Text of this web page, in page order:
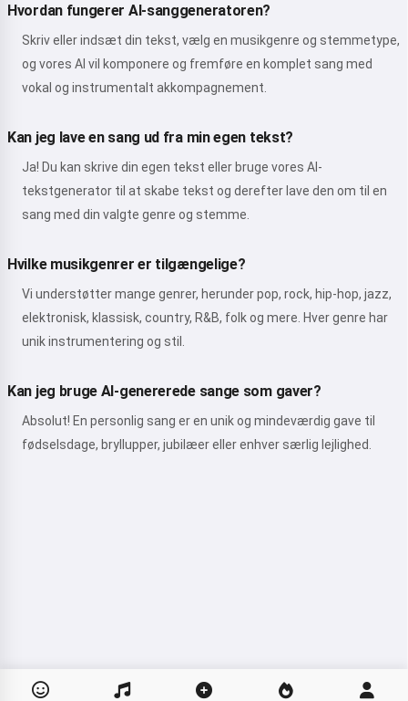
Hvordan fungerer AI-sanggeneratoren?
Skriv eller indsæt din tekst, vælg en musikgenre og stemmetype,
og vores AI vil komponere og fremføre en komplet sang med
vokal og instrumentalt akkompagnement.
Kan jeg lave en sang ud fra min egen tekst?
Ja! Du kan skrive din egen tekst eller bruge vores AI-
tekstgenerator til at skabe tekst og derefter lave den om til en
sang med din valgte genre og stemme.
Hvilke musikgenrer er tilgængelige?
Vi understøtter mange genrer, herunder pop, rock, hip-hop, jazz,
elektronisk, klassisk, country, R&B, folk og mere. Hver genre har
unik instrumentering og stil.
Kan jeg bruge AI-genererede sange som gaver?
Absolut! En personlig sang er en unik og mindeværdig gave til
fødselsdage, bryllupper, jubilæer eller enhver særlig lejlighed.